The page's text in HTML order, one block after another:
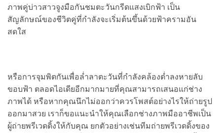
ภาพคู่บ่าวสาวจูงมือกันชมตะวันกรีดแสงเบิกฟ้า เป็น
สัญลักษณ์ของชีวิตคู่ที่กำลังจะเริ่มต้นขึ้นด้วยฟ้าครามอัน
สดใส
หรือการจุมพิตกันเพื่อล่ำลาตะวันที่กำลังคล้องต่ำลงหายลับ
ขอบฟ้า ตลอดไอเดียอีกมากมายที่คุณสามารถเสนอแก่ช่าง
ภาพได้ หรือหากคุณนึกไม่ออกว่าควรโพสต์อย่างไรให้ถ่ายรูป
ออกมาสวย เราก็ขอแนะนำให้คุณเลือกช่างภาพมืออาชีพเป็น
ผู้ถ่ายพรีเวดดิ้งให้กับคุณ ยกตัวอย่างเช่นทีมถ่ายพรีเวดดิ้งของ